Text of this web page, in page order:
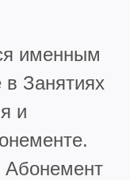
именным
в Занятиях
и
Абонемент